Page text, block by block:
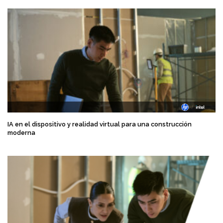
IA en el dispositivo y realidad virtual para una construcción
moderna